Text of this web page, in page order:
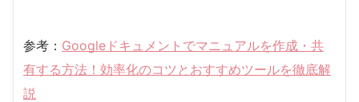
参考： Googleドキュメントでマニュアルを作成・共
有する方法！効率化のコツとおすすめツールを徹底解
説